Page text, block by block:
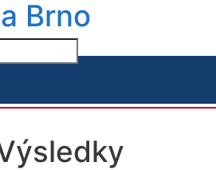
Brno